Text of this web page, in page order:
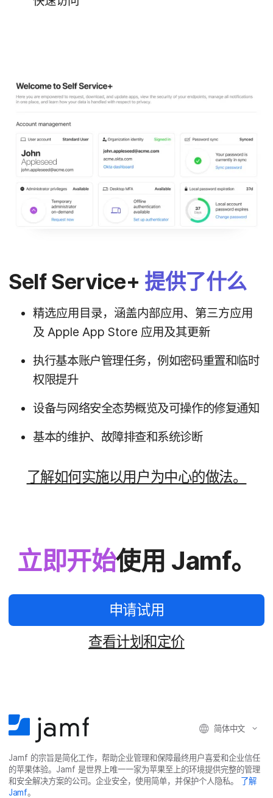
Self Service+ 提供​了​什么
精选​应​用​目录，​涵盖​内部​应用、​第三​方​应用​
及 Apple App Store 应用​及其​更​新
执行​基本​账户​管理​任务，​例如​密码​重置​和​临时​
权限​提升
设备​与​网络​安全​态势概览​及​可​操作​的​修复​通知
基本​的​维护、​故障​排查​和​系统​诊断
了解​如何​实施​以​用户​为​中心​的​做法。
立即​开始使用 Jamf。
申请​试用
查​看​计划​和​定价
简体​中文
Jamf 的​宗旨​是​简化​工作，​帮助​企业​管理​和​保障​最​终​用​户​喜爱​和​企业​信任​
的​苹果​体验。 Jamf是​世界​上​唯​一​一​家​为​苹果​至​上​的​环境​提供​完整​的​管理​
和​安全​解决​方案​的​公司。​企业​安全，​使用​简单，​并​保护​个​人​隐私。
了解
Jamf。